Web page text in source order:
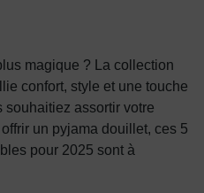
magique ? La collection
confort, style et une touche
souhaitiez assortir votre
un pyjama douillet, ces 5
pour 2025 sont à